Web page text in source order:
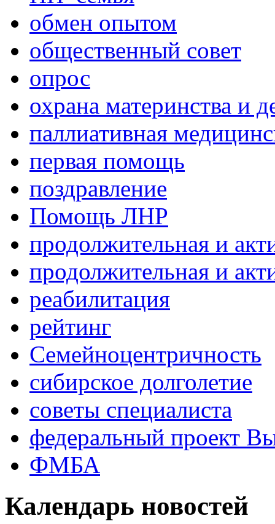
обмен опытом
общественный совет
опрос
охрана материнства и
паллиативная
первая помощь
поздравление
Помощь ЛНР
продолжительная и
продолжительная и
реабилитация
рейтинг
Семейноцентричность
сибирское долголетие
советы специалиста
федеральный проект
ФМБА
Календарь новостей